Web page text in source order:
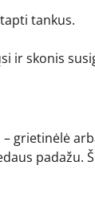
tankus.
ir skonis
grietinėlė
padažu.